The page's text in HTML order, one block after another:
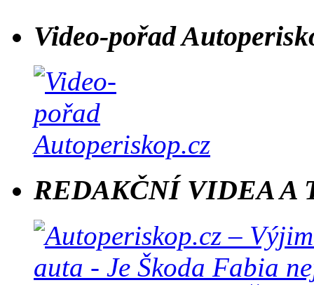
Video-pořad
REDAKČNÍ VIDEA A